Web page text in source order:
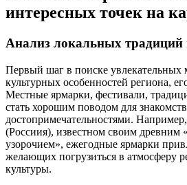
интересных точек на
Анализ локальных традиций
Первый шаг в поиске увлекательных
культурных особенностей региона,
Местные ярмарки, фестивали,
стать хорошим поводом для
достопримечательностями.
(Россиия), известном своим древним
узорочием», ежегодные ярмарки
желающих погрузиться в атмосферу
культуры.